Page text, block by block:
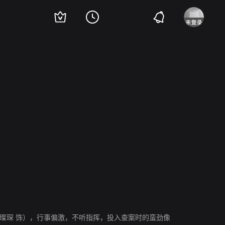
琛 饰），行事偏激，不听指挥，投入查案时的蛮劲像